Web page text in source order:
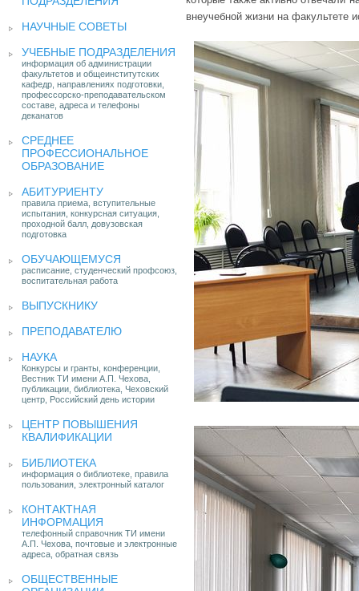
НАУЧНЫЕ СОВЕТЫ
УЧЕБНЫЕ ПОДРАЗДЕЛЕНИЯ
информация об администрации
факультетов и общеинститутских
кафедр, направлениях подготовки,
профессорско-преподавательском
составе, адреса и телефоны
деканатов
СРЕДНЕЕ
ПРОФЕССИОНАЛЬНОЕ
ОБРАЗОВАНИЕ
АБИТУРИЕНТУ
правила приема, вступительные
испытания, конкурсная ситуация,
проходной балл, довузовская
подготовка
ОБУЧАЮЩЕМУСЯ
расписание, студенческий профсоюз,
воспитательная работа
ВЫПУСКНИКУ
ПРЕПОДАВАТЕЛЮ
НАУКА
Конкурсы и гранты, конференции,
Вестник ТИ имени А.П. Чехова,
публикации, библиотека, Чеховский
центр, Российский день истории
ЦЕНТР ПОВЫШЕНИЯ
КВАЛИФИКАЦИИ
БИБЛИОТЕКА
информация о библиотеке, правила
пользования, электронный каталог
КОНТАКТНАЯ
ИНФОРМАЦИЯ
телефонный справочник ТИ имени
А.П. Чехова, почтовые и электронные
адреса, обратная связь
ОБЩЕСТВЕННЫЕ
внеучебной жизни на факультете